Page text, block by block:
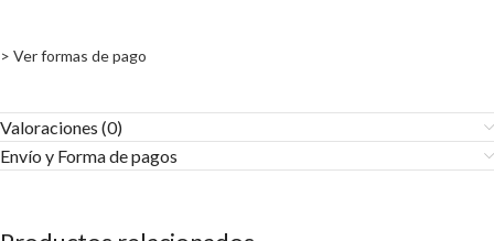
> Ver formas de pago
Valoraciones (0)
Envío y Forma de pagos​